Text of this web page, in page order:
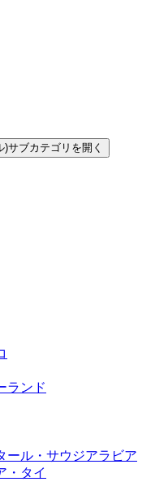
サブカテゴリを開く
ランド
ール・サウジアラビア
・タイ